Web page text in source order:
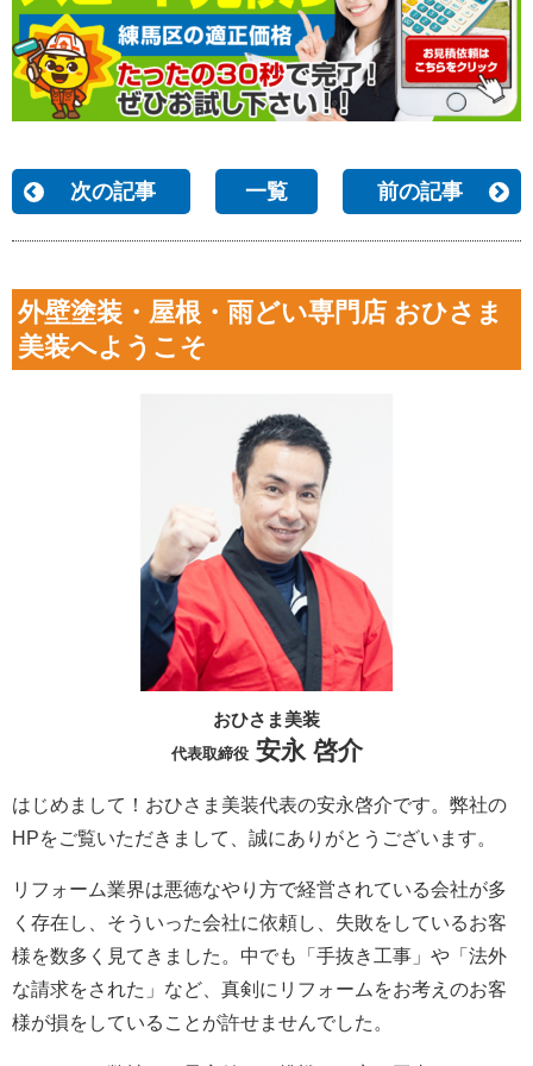
次の記事 一覧 前の記事
外壁塗装・屋根・雨どい専門店 おひさま
美装へようこそ
おひさま美装
代表取締役安永 啓介
はじめまして！おひさま美装代表の安永啓介です。弊社の
HPをご覧いただきまして、誠にありがとうございます。
リフォーム業界は悪徳なやり方で経営されている会社が多
く存在し、そういった会社に依頼し、失敗をしているお客
様を数多く見てきました。中でも「手抜き工事」や「法外
な請求をされた」など、真剣にリフォームをお考えのお客
様が損をしていることが許せませんでした。